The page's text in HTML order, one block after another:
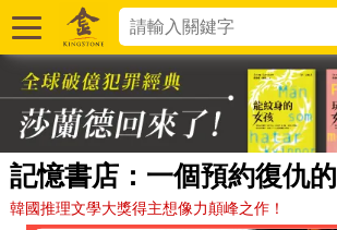
記憶書店：一個預約復仇
韓國推理文學大獎得主想像力顛峰之作！